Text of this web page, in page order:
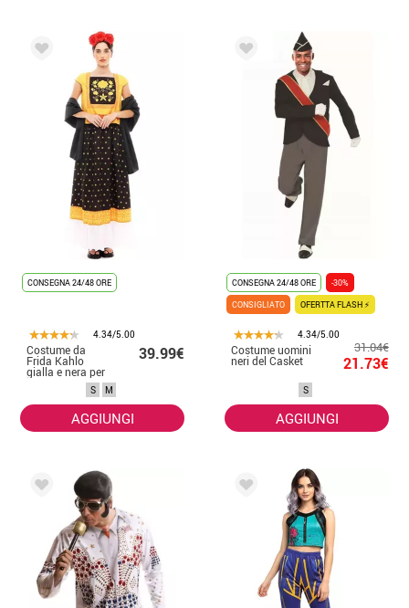
CONSEGNA 24/48 ORE
4.34/5.00
Costume da
Frida Kahlo
gialla e nera per
donna
39.99€
S M
AGGIUNGI
CONSEGNA 24/48 ORE
-30%
CONSIGLIATO
OFERTTA FLASH ⚡
4.34/5.00
Costume uomini
neri del Casket
31.04€
21.73€
S
AGGIUNGI